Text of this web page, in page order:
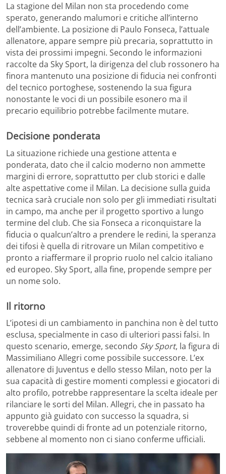
La stagione del Milan non sta procedendo come
sperato, generando malumori e critiche all’interno
dell’ambiente. La posizione di Paulo Fonseca, l’attuale
allenatore, appare sempre più precaria, soprattutto in
vista dei prossimi impegni. Secondo le informazioni
raccolte da Sky Sport, la dirigenza del club rossonero ha
finora mantenuto una posizione di fiducia nei confronti
del tecnico portoghese, sostenendo la sua figura
nonostante le voci di un possibile esonero ma il
precario equilibrio potrebbe facilmente mutare.
Decisione ponderata
La situazione richiede una gestione attenta e
ponderata, dato che il calcio moderno non ammette
margini di errore, soprattutto per club storici e dalle
alte aspettative come il Milan. La decisione sulla guida
tecnica sarà cruciale non solo per gli immediati risultati
in campo, ma anche per il progetto sportivo a lungo
termine del club. Che sia Fonseca a riconquistare la
fiducia o qualcun’altro a prendere le redini, la speranza
dei tifosi è quella di ritrovare un Milan competitivo e
pronto a riaffermare il proprio ruolo nel calcio italiano
ed europeo. Sky Sport, alla fine, propende sempre per
un nome solo.
Il ritorno
L’ipotesi di un cambiamento in panchina non è del tutto
esclusa, specialmente in caso di ulteriori passi falsi. In
questo scenario, emerge, secondo Sky Sport, la figura di
Massimiliano Allegri come possibile successore. L’ex
allenatore di Juventus e dello stesso Milan, noto per la
sua capacità di gestire momenti complessi e giocatori di
alto profilo, potrebbe rappresentare la scelta ideale per
rilanciare le sorti del Milan. Allegri, che in passato ha
appunto già guidato con successo la squadra, si
troverebbe quindi di fronte ad un potenziale ritorno,
sebbene al momento non ci siano conferme ufficiali.